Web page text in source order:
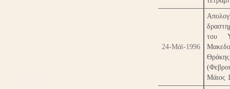
24-Μάϊ-1996
του
Θράκης
Μάιος